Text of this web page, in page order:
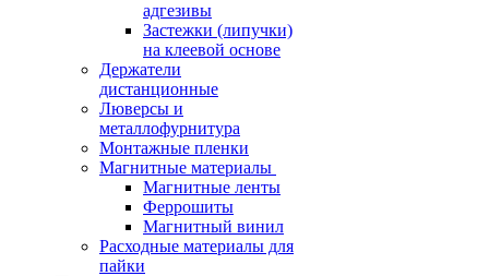
адгезивы
Застежки (липучки)
на клеевой основе
Держатели
дистанционные
Люверсы и
металлофурнитура
Монтажные пленки
Магнитные материалы
Магнитные ленты
Феррошиты
Магнитный винил
Расходные материалы для
пайки